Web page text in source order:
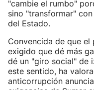
"cambie el rumbo"
sino "transformar"
del Estado.
Convencida de que el
exigido que dé más
dé un "giro social" de
este sentido, ha
anticorrupción